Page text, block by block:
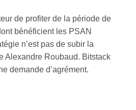
de profiter de la période de
bénéficient les PSAN
n’est pas de subir la
Alexandre Roubaud. Bitstack
demande d’agrément.